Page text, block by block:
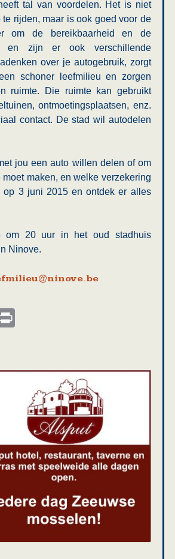
tal van voordelen. Het is niet
rijden, maar is ook goed voor de
om de bereikbaarheid en de
en zijn er ook verschillende
over je autogebruik, zorgt
schoner leefmilieu en zorgen
ruimte. Die ruimte kan gebruikt
ontmoetingsplaatsen, enz.
contact. De stad wil autodelen
jou een auto willen delen of om
maken, en welke verzekering
op 3 juni 2015 en ontdek er alles
om 20 uur in het oud stadhuis
Ninove.